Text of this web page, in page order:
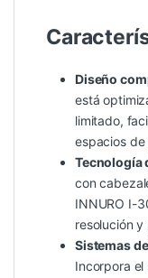
Diseño
está
limitado,
espacios de
Tecnología
con
INNURO I-
resolución
Sistemas
Incorpora el